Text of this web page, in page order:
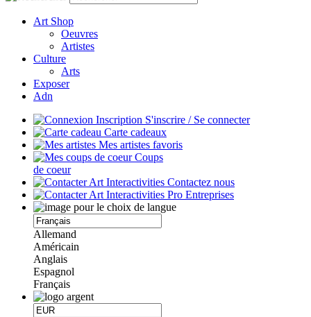
Art Shop
Oeuvres
Artistes
Culture
Arts
Exposer
Adn
S'inscrire / Se connecter
Carte cadeaux
Mes artistes favoris
Coups
de coeur
Contactez nous
Entreprises
Allemand
Américain
Anglais
Espagnol
Français